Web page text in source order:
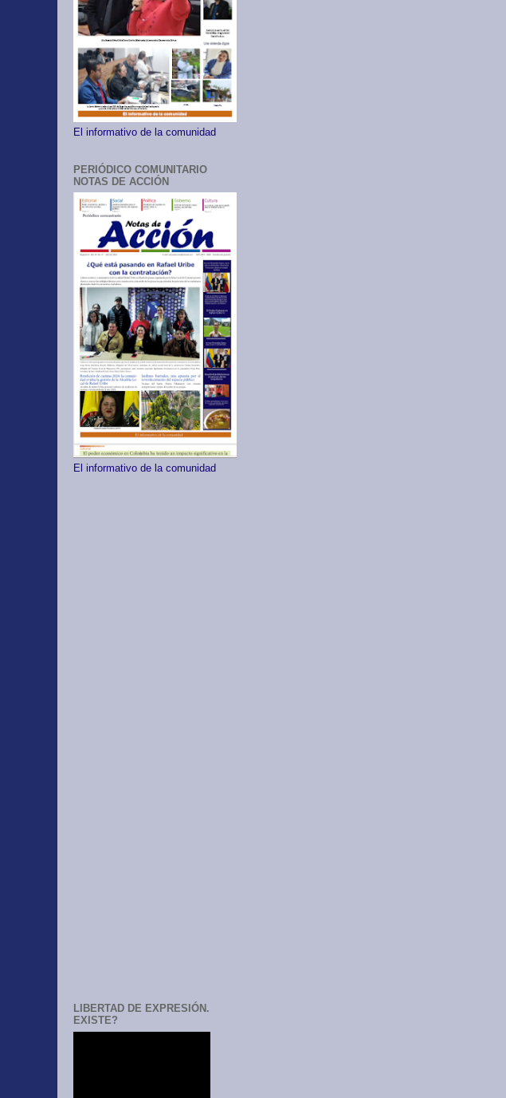
El informativo de la comunidad
PERIÓDICO COMUNITARIO
NOTAS DE ACCIÓN
El informativo de la comunidad
LIBERTAD DE EXPRESIÓN.
EXISTE?